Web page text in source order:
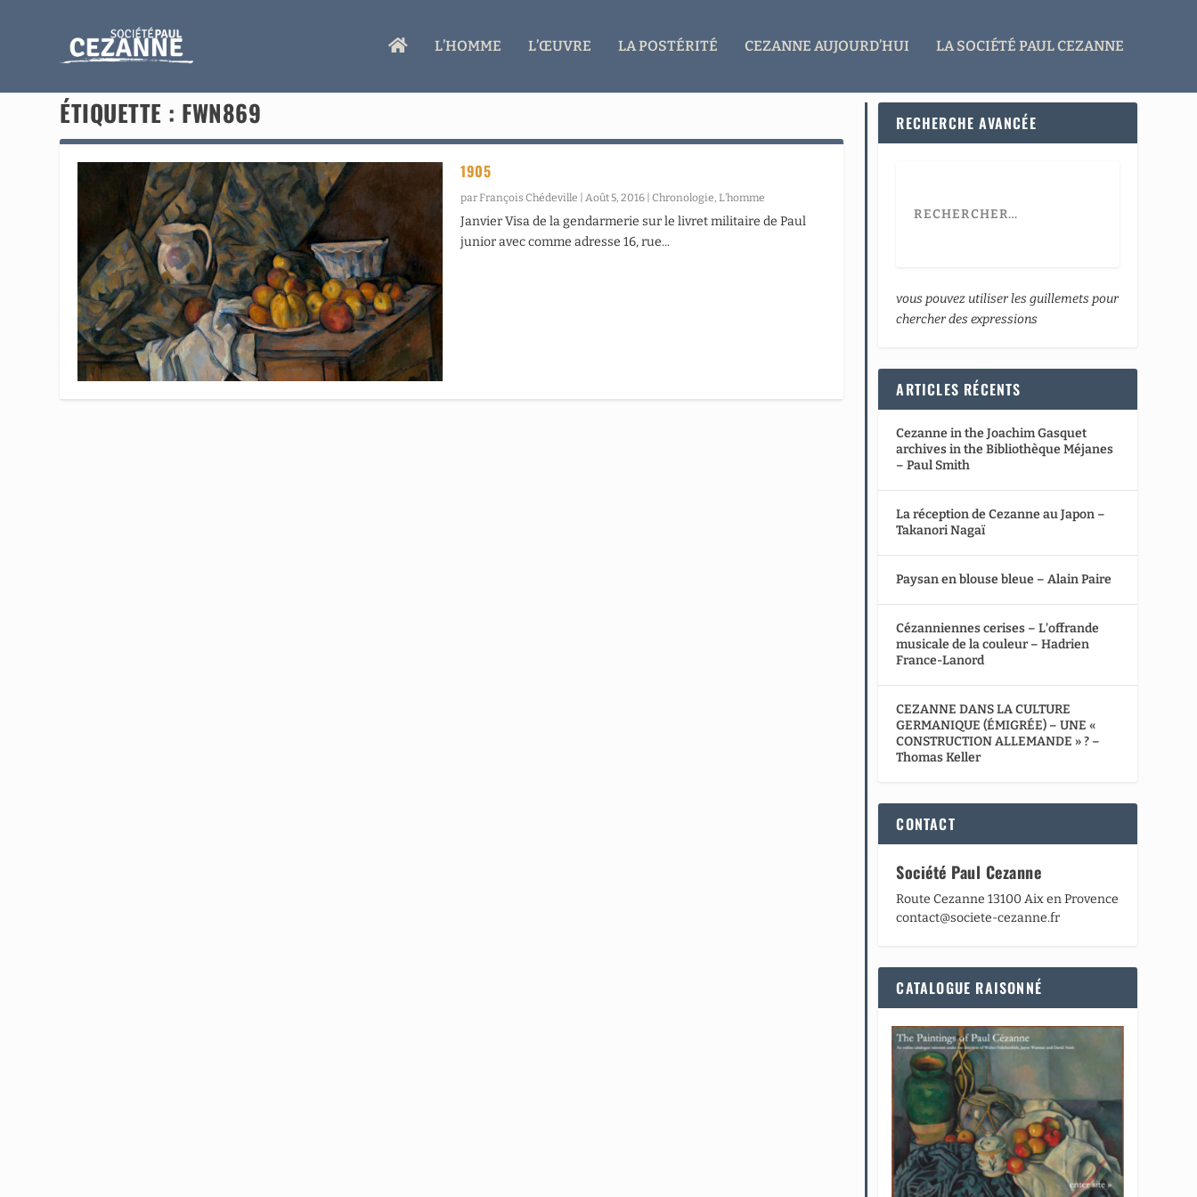
A
L’HOMME L’ŒUVRE LA POSTÉRITÉ CEZANNE AUJOURD’HUI LA SOCIÉTÉ PAUL CEZANNE
ÉTIQUETTE : FWN869
1905
parFrançois Chédeville |Août 5, 2016 |Chronologie,L’homme
Janvier Visa de la gendarmerie sur le livret militaire de Paul
junior avec comme adresse 16, rue...
RECHERCHE AVANCÉE
vous pouvez utiliser les guillemets pour
chercher des expressions
ARTICLES RÉCENTS
Cezanne in the Joachim Gasquet
archives in the Bibliothèque Méjanes
– Paul Smith
La réception de Cezanne au Japon –
Takanori Nagaï
Paysan en blouse bleue – Alain Paire
Cézanniennes cerises – L’offrande
musicale de la couleur – Hadrien
France-Lanord
CEZANNE DANS LA CULTURE
GERMANIQUE (ÉMIGRÉE) – UNE «
CONSTRUCTION ALLEMANDE » ? –
Thomas Keller
CONTACT
Société Paul Cezanne
Route Cezanne 13100 Aix en Provence
contact@societe-cezanne.fr
CATALOGUE RAISONNÉ